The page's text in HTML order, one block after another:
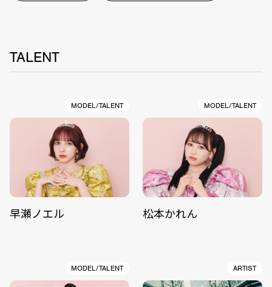
TALENT
MODEL/TALENT
早瀬ノエル
MODEL/TALENT
松本かれん
MODEL/TALENT ARTIST